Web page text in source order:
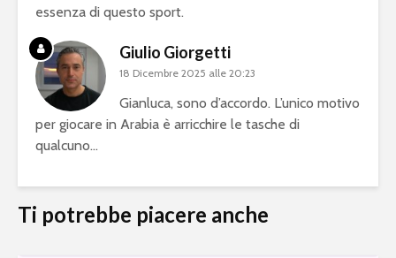
essenza di questo sport.
Giulio Giorgetti
18 Dicembre 2025 alle 20:23
Gianluca, sono d’accordo. L’unico motivo
per giocare in Arabia è arricchire le tasche di
qualcuno…
Ti potrebbe piacere anche